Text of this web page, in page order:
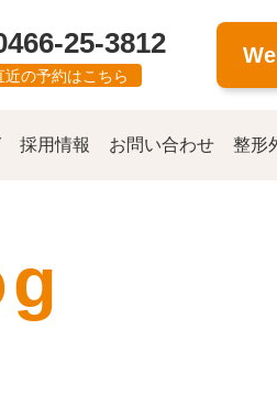
25-3812
近の予約はこちら
採用情報 お問い合わせ 整形